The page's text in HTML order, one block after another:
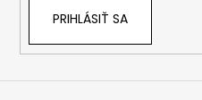
PRIHLÁSIŤ SA